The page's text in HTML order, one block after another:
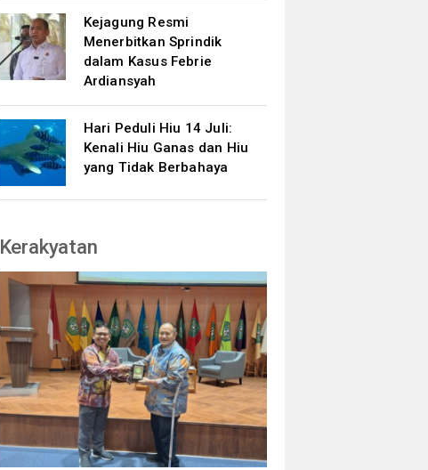
Kejagung Resmi
Menerbitkan Sprindik
dalam Kasus Febrie
Ardiansyah
Hari Peduli Hiu 14 Juli:
Kenali Hiu Ganas dan Hiu
yang Tidak Berbahaya
Kerakyatan